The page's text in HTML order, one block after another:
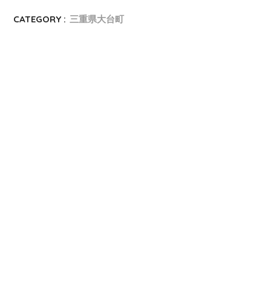
CATEGORY : 三重県大台町